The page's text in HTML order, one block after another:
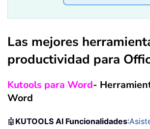
Las mejores
productividad para
Kutools para Word-
Word
🤖 KUTOOLS AI Funcionalidades: